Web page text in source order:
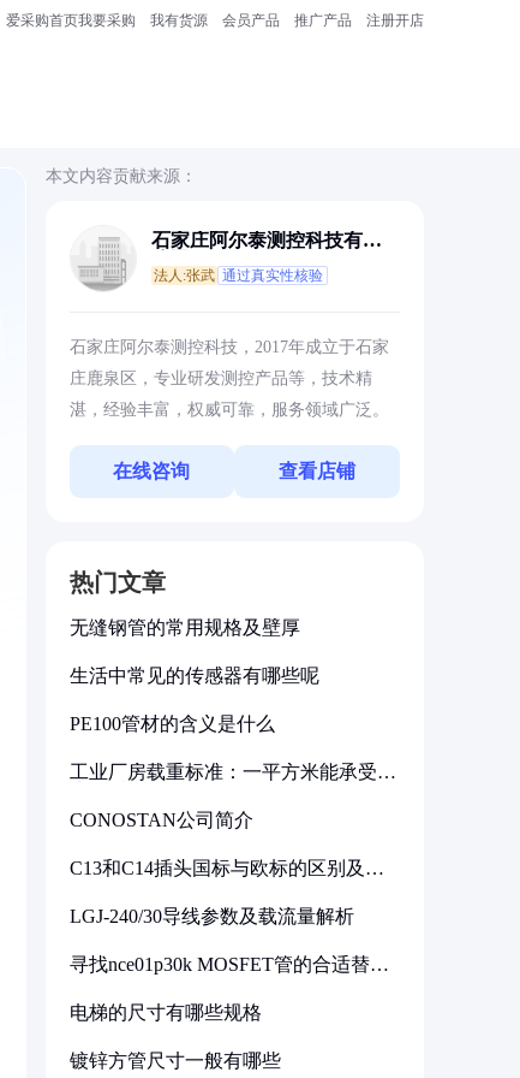
爱采购首页我要采购 我有货源 会员产品 推广产品 注册开店
本文内容贡献来源：
石家庄阿尔泰测控科技有限
法人:张武 通过真实性核验
石家庄阿尔泰测控科技，2017年成立于石家
庄鹿泉区，专业研发测控产品等，技术精
湛，经验丰富，权威可靠，服务领域广泛。
在线咨询 查看店铺
热门文章
无缝钢管的常用规格及壁厚
生活中常见的传感器有哪些呢
PE100管材的含义是什么
工业厂房载重标准：一平方米能承受多
CONOSTAN公司简介
C13和C14插头国标与欧标的区别及其
LGJ-240/30导线参数及载流量解析
寻找nce01p30k MOSFET管的合适替代
电梯的尺寸有哪些规格
镀锌方管尺寸一般有哪些